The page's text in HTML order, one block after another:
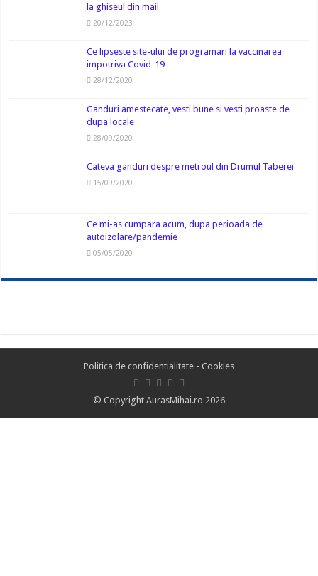
la ghiseul din mail
20/12/2023
Ce lipseste site-ului de programari la vaccinarea
impotriva Covid-19
28/12/2020
Ganduri amestecate, vesti bune si vesti proaste de
dupa locale
28/09/2020
Cateva ganduri despre metroul din Drumul Taberei
15/09/2020
Ce mi-as cumpara acum, dupa perioada de
autoizolare/pandemie
05/05/2020
Politica de confidentialitate - Cookies
© Copyright AurasMihai.ro 2026